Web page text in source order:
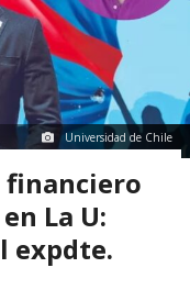
Universidad de Chile
financiero
La U:
expdte.